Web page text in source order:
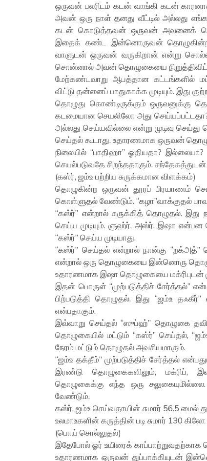
ஒருவன் பலரிடம் கடன் வாங்கி கடன்
அவன் ஒரு நாள் தனது வீட்டில் அல்லது
கடன் கொடுத்தவன் ஒருவன் அவனைக்
இதைக் கண்ட இன்னொருவன்
வாளுடன் ஒருவன் வருகிறான் என்று
சொன்னால் அவன் தொழுகையை
மேற்கண்டவாறு ஆபத்தான கட்டங்களில்
விட்டு தன்னைப் பாதுகாக்க முடியும். இது
தொழுது கொண்டிருக்கும் ஒருவனுக்கு
கடமையான செயலிலோ அது
அல்லது செய்யவில்லை என்று முடிவு
செய்தல் கூடாது. உதாரணமாக ஒருவன்
நிலையில் “பாதிஹா” ஓதியதா?
செயல்படுவதே சிறந்ததாகும்.
(கஸ்ர், ஜம்உ பற்றிய சுருக்கமான விளக்கம்)
தொழுகின்ற ஒருவன் தூரப் பிரயாணம்
கொள்ளுதல் வேண்டும். “கழா”வாக்குதல்
“கஸ்ர்” என்றால் சுருக்கித் தொழுதல்.
செய்ய முடியும். ளுஹ்ர், அஸ்ர், இஷா
“கஸ்ர்” செய்ய முடியாது.
“கஸ்ர்” செய்தல் என்றால் நான்கு “றக்அத்”
என்றால் ஒரு தொழுகையை இன்னொரு
உதாரணமாக இஷா தொழுகையை மக்ரிபுடன்
இதன் பொருள் “முற்படுத்திச் சேர்த்தல்”
பிற்படுத்தி தொழுதல். இது “ஜம்உ
என்பதாகும்.
இவ்வாறு செய்தல் “ஸுப்ஹ்” தொழுகை
தொழுகையில் மட்டும் “கஸ்ர்” செய்தல்,
நேரம் மட்டும் தொழுதல் அவசியமாகும்.
“ஜம்உ தக்தீம்” முற்படுத்திச் சேர்த்தல்
இரண்டு தொழுகைகளிலும், மக்ரிப்,
தொழுகைக்கு எந்த ஒரு
வேண்டும்.
கஸ்ர், ஜம்உ செய்வதாயின் சுமார் 56.5 மைல்
உலமாஉகளின் கருத்தின் படி சுமார் 130
(பொய் சொல்லுதல்)
இதேபோல் ஓர் உயிரைக் காப்பாற்றுவதற்காக
உதாரணமாக ஒருவன் துப்பாக்கியுடன்